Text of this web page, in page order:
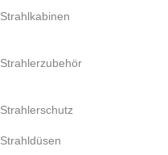
Strahlkabinen
Strahlerzubehör
Strahlerschutz
Strahldüsen